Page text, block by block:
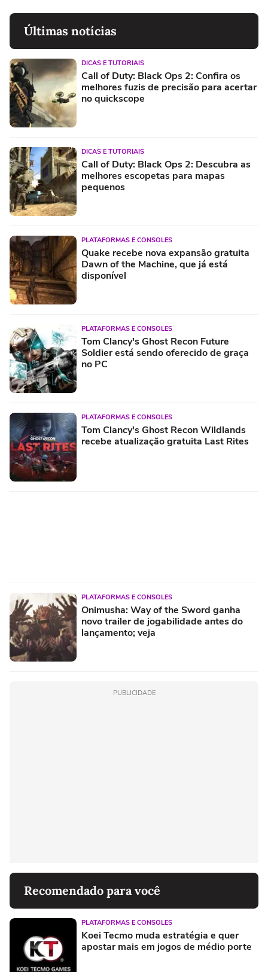
Últimas notícias
DICAS E TUTORIAIS
Call of Duty: Black Ops 2: Confira os
melhores fuzis de precisão para acertar
no quickscope
DICAS E TUTORIAIS
Call of Duty: Black Ops 2: Descubra as
melhores escopetas para mapas
pequenos
PLATAFORMAS E CONSOLES
Quake recebe nova expansão gratuita
Dawn of the Machine, que já está
disponível
PLATAFORMAS E CONSOLES
Tom Clancy's Ghost Recon Future
Soldier está sendo oferecido de graça
no PC
PLATAFORMAS E CONSOLES
Tom Clancy's Ghost Recon Wildlands
recebe atualização gratuita Last Rites
PLATAFORMAS E CONSOLES
Onimusha: Way of the Sword ganha
novo trailer de jogabilidade antes do
lançamento; veja
PUBLICIDADE
Recomendado para você
PLATAFORMAS E CONSOLES
Koei Tecmo muda estratégia e quer
apostar mais em jogos de médio porte